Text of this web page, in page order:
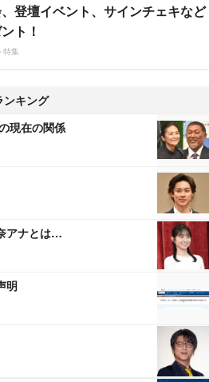
登壇イベント、サインチェキなど
ト！
特集
ンキング
現在の関係
アナとは…
明